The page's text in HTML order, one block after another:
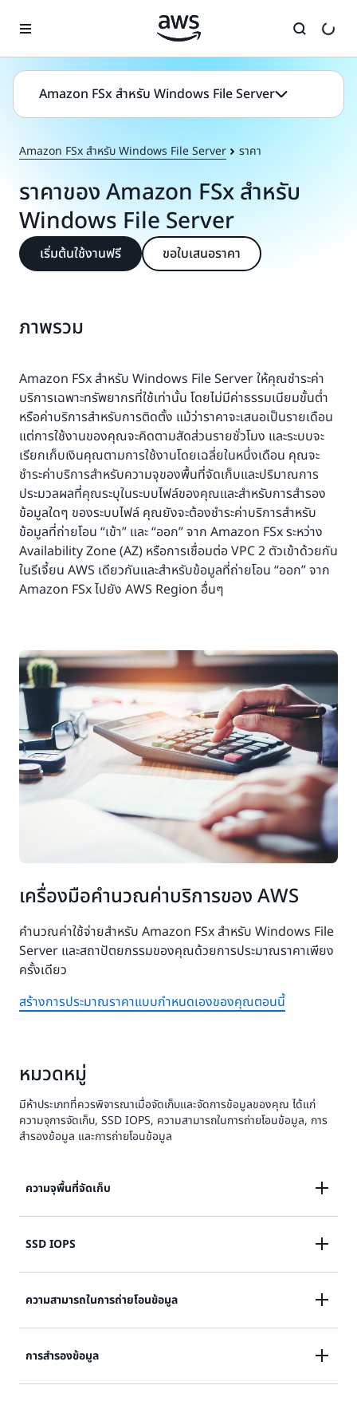
Amazon FSx สำหรับ Windows File Server
Amazon FSx สำหรับ Windows File Server ราคา
ราคาของ Amazon FSx สำหรับ
Windows File Server
เริ่มต้นใช้งานฟรี ขอใบเสนอราคา
ภาพรวม
Amazon FSx สำหรับ Windows File Server ให้คุณชำระค่า
บริการเฉพาะทรัพยากรที่ใช้เท่านั้น โดยไม่มีค่าธรรมเนียมขั้นต่ำ
หรือค่าบริการสำหรับการติดตั้ง แม้ว่าราคาจะเสนอเป็นรายเดือน
แต่การใช้งานของคุณจะคิดตามสัดส่วนรายชั่วโมง และระบบจะ
เรียกเก็บเงินคุณตามการใช้งานโดยเฉลี่ยในหนึ่งเดือน คุณจะ
ชำระค่าบริการสำหรับความจุของพื้นที่จัดเก็บและปริมาณการ
ประมวลผลที่คุณระบุในระบบไฟล์ของคุณและสำหรับการสำรอง
ข้อมูลใดๆ ของระบบไฟล์ คุณยังจะต้องชำระค่าบริการสำหรับ
ข้อมูลที่ถ่ายโอน “เข้า” และ “ออก” จาก Amazon FSx ระหว่าง
Availability Zone (AZ) หรือการเชื่อมต่อ VPC 2 ตัวเข้าด้วยกัน
ในรีเจี้ยน AWS เดียวกันและสำหรับข้อมูลที่ถ่ายโอน “ออก” จาก
Amazon FSx ไปยัง AWS Region อื่นๆ
เครื่องมือคำนวณค่าบริการของ AWS
คำนวณค่าใช้จ่ายสำหรับ Amazon FSx สำหรับ Windows File
Server และสถาปัตยกรรมของคุณด้วยการประมาณราคาเพียง
ครั้งเดียว
สร้างการประมาณราคาแบบกำหนดเองของคุณตอนนี้
หมวดหมู่
มีห้าประเภทที่ควรพิจารณาเมื่อจัดเก็บและจัดการข้อมูลของคุณ ได้แก่
ความจุการจัดเก็บ, SSD IOPS, ความสามารถในการถ่ายโอนข้อมูล, การ
สำรองข้อมูล และการถ่ายโอนข้อมูล
ความจุพื้นที่จัดเก็บ
ราคาของความจุของพื้นที่จัดเก็บจะขึ้นอยู่กับประเภทการนำ
ไฟล์
คุณจะต้องชำระค่าบริการสำหรับปริมาณพื้นที่จัดเก็บที่
จัดสรรให้ระบบไฟล์ของคุณโดยเฉลี่ยต่อเดือนในหน่วย
กิกะไบต์ต่อเดือน "GB ต่อเดือน" ดังที่แสดงในตัวอย่างราคา
SSD IOPS
โดยค่าเริ่มต้น 3 IOPS จะรวมอยู่ในพื้นที่จัดเก็บ SSD ทุก
จัดสรรไว้สูงกว่าอัตรารวมของคุณสำหรับเดือนนั้นในหน่วย
ความสามารถในการถ่ายโอนข้อมูล
ราคาของความสามารถในการถ่ายโอนข้อมูลขึ้นอยู่กับ
การสำรองข้อมูล